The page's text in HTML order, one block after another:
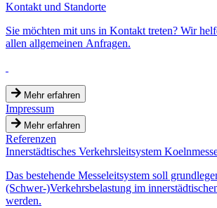
Kontakt und Standorte
Sie möchten mit uns in Kontakt treten? Wir
allen allgemeinen Anfragen.
Mehr erfahren
Impressum
Mehr erfahren
Referenzen
Innerstädtisches Verkehrsleitsystem
Das bestehende Messeleitsystem soll
(Schwer-)Verkehrsbelastung im
werden.